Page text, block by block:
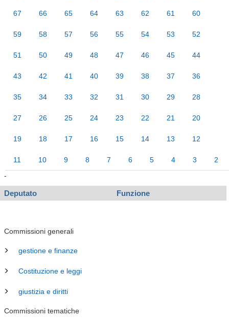
67 66 65 64 63 62 61 60
59 58 57 56 55 54 53 52
51 50 49 48 47 46 45 44
43 42 41 40 39 38 37 36
35 34 33 32 31 30 29 28
27 26 25 24 23 22 21 20
19 18 17 16 15 14 13 12
11 10 9 8 7 6 5 4 3
2
-
Deputato Funzione
Commissioni generali
gestione e finanze
Costituzione e leggi
giustizia e diritti
Commissioni tematiche